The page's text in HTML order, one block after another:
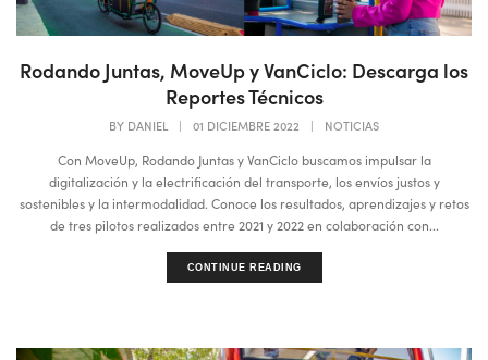
Rodando Juntas, MoveUp y VanCiclo: Descarga los
Reportes Técnicos
BY DANIEL | 01 DICIEMBRE 2022 | NOTICIAS
Con MoveUp, Rodando Juntas y VanCiclo buscamos impulsar la
digitalización y la electrificación del transporte, los envíos justos y
sostenibles y la intermodalidad. Conoce los resultados, aprendizajes y retos
de tres pilotos realizados entre 2021 y 2022 en colaboración con...
CONTINUE READING